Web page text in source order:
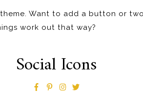
Want to add a button or
work out that way?
Social Icons